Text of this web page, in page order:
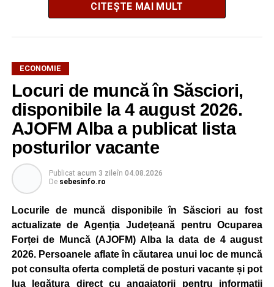
Potrivit unui comunicat al companiei, măsura va fi aplicată
gradual, în funcție de necesitățile sistemului energetic.
Reprezentanții Kronospan precizează că evoluția situației
este monitorizată permanent, iar activitatea va reveni la
capacitate normală imediat ce condițiile vor permite.
Compania dă asigurări că oprirea temporară a unor linii
de producție nu va afecta livrările către clienți.
Kronospan se numără printre cei mai mari consumatori de
energie electrică din România. O parte din necesarul
energetic este acoperită prin producția proprie de energie,
realizată cu ajutorul panourilor fotovoltaice și al unităților
de cogenerare.
Reprezentanții companiei afirmă că vor continua
CITEȘTE MAI MULT
ECONOMIE
Locuri de muncă în Săsciori,
disponibile la 4 august 2026.
AJOFM Alba a publicat lista
posturilor vacante
Publicat acum 3 zileîn 04.08.2026
De sebesinfo.ro
Locurile de muncă disponibile în Săsciori au fost
actualizate de Agenția Județeană pentru Ocuparea
Forței de Muncă (AJOFM) Alba la data de 4 august
2026. Persoanele aflate în căutarea unui loc de muncă
pot consulta oferta completă de posturi vacante și pot
lua legătura direct cu angajatorii pentru informații